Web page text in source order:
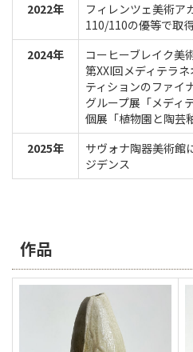
2022年
フィレンツェ美術ア
110/110の優等で取
2024年
コーヒーブレイク美
第XXI回メディテラ
ティションのファイ
グループ展「メディ
個展「植物園と陶芸
2025年
サヴォナ陶器美術館
ジデンス
作品